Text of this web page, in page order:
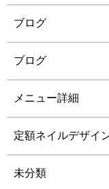
ブログ
ブログ
メニュー詳細
定額ネイルデザイ
未分類